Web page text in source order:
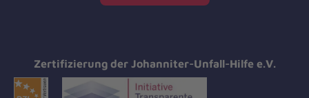
Zertifizierung der Johanniter-Unfall-Hilfe e.V.